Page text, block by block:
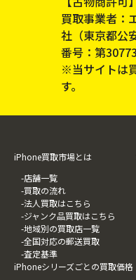
iPhone買取市場とは
-店舗一覧
-買取の流れ
-法人買取はこちら
-ジャンク品買取はこちら
-地域別の買取店一覧
-全国対応の郵送買取
-査定基準
iPhoneシリーズごとの買取価格
買取事業者：
社（東京都公
番号：第
※当サイトは
す。